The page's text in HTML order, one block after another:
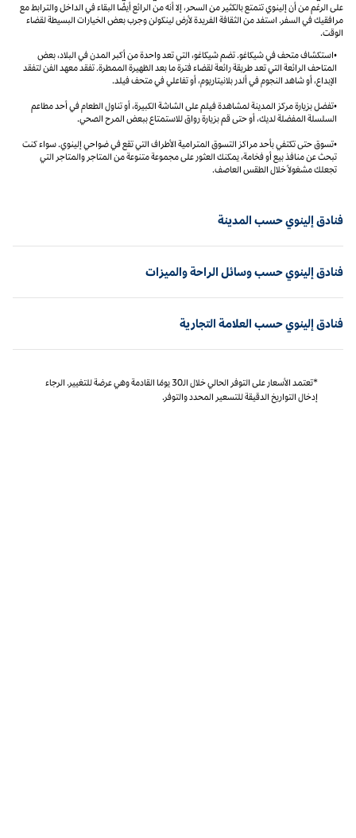
على الرغم من أن إلينوي تتمتع بالكثير من السحر، إلا أنه من الرائع أيضًا البقاء في الداخل والترابط مع
مرافقيك في السفر. استفد من الثقافة الفريدة لأرض لينكولن وجرب بعض الخيارات البسيطة لقضاء
الوقت.
•استكشاف متحف في شيكاغو. تضم شيكاغو، التي تعد واحدة من أكبر المدن في البلاد، بعض
المتاحف الرائعة التي تعد طريقة رائعة لقضاء فترة ما بعد الظهيرة الممطرة. تفقد معهد الفن لتفقد
الإبداع، أو شاهد النجوم في ألدر بلانيتاريوم، أو تفاعلي في متحف فيلد.
•تفضل بزيارة مركز المدينة لمشاهدة فيلم على الشاشة الكبيرة، أو تناول الطعام في أحد مطاعم
السلسلة المفضلة لديك، أو حتى قم بزيارة رواق للاستمتاع ببعض المرح الصحي.
•تسوق حتى تكتفي بأحد مراكز التسوق المترامية الأطراف التي تقع في ضواحي إلينوي. سواء كنت
تبحث عن منافذ بيع أو فخامة، يمكنك العثور على مجموعة متنوعة من المتاجر والمتاجر التي
تجعلك مشغولاً خلال الطقس العاصف.
فنادق إلينوي حسب المدينة
فنادق إلينوي حسب وسائل الراحة والميزات
فنادق إلينوي حسب العلامة التجارية
*تعتمد الأسعار على التوفر الحالي خلال الـ30 يومًا القادمة وهي عرضة للتغيير. الرجاء
إدخال التواريخ الدقيقة للتسعير المحدد والتوفر.